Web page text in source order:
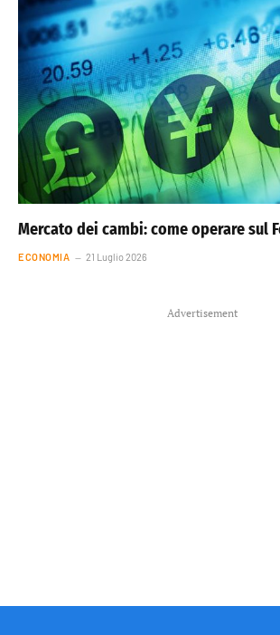
Mercato dei cambi: come operare sul
ECONOMIA 21 Luglio 2026
Advertisement